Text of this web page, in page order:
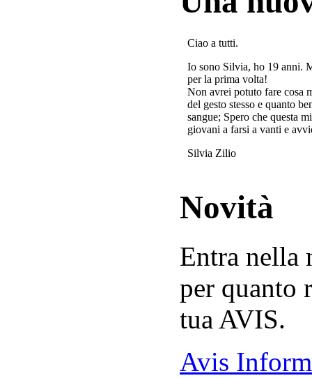
Ciao a tutti.
Io sono Silvia, ho 19 anni.
per la prima volta!
Non avrei potuto fare cosa
del gesto stesso e quanto
sangue; Spero che questa
giovani a farsi a vanti e
Silvia Zilio
Novità
Entra nella
per quanto
tua AVIS.
Avis